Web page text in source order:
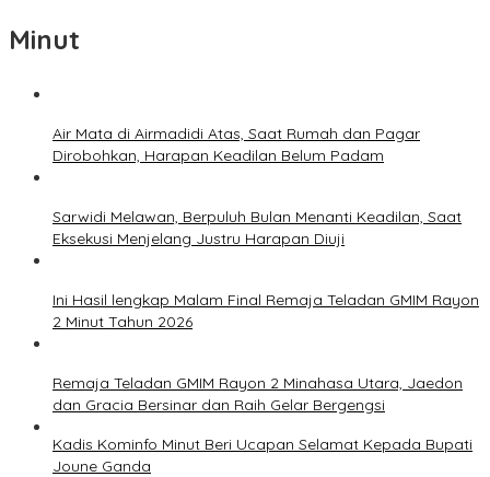
Minut
Air Mata di Airmadidi Atas, Saat Rumah dan Pagar
Dirobohkan, Harapan Keadilan Belum Padam
Sarwidi Melawan, Berpuluh Bulan Menanti Keadilan, Saat
Eksekusi Menjelang Justru Harapan Diuji
Ini Hasil lengkap Malam Final Remaja Teladan GMIM Rayon
2 Minut Tahun 2026
Remaja Teladan GMIM Rayon 2 Minahasa Utara, Jaedon
dan Gracia Bersinar dan Raih Gelar Bergengsi
Kadis Kominfo Minut Beri Ucapan Selamat Kepada Bupati
Joune Ganda